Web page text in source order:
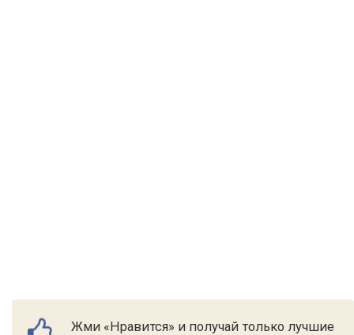
Жми «Нравится» и получай только лучшие